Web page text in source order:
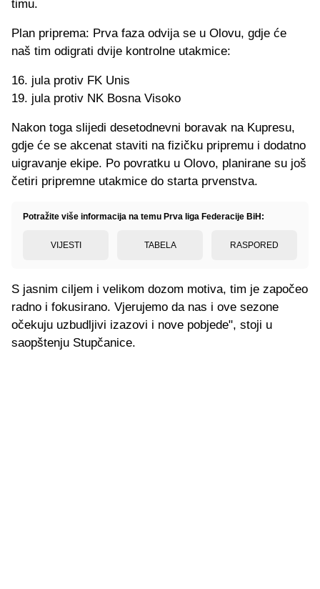
timu.
Plan priprema: Prva faza odvija se u Olovu, gdje će
naš tim odigrati dvije kontrolne utakmice:
16. jula protiv FK Unis
19. jula protiv NK Bosna Visoko
Nakon toga slijedi desetodnevni boravak na Kupresu,
gdje će se akcenat staviti na fizičku pripremu i dodatno
uigravanje ekipe. Po povratku u Olovo, planirane su još
četiri pripremne utakmice do starta prvenstva.
Potražite više informacija na temu Prva liga Federacije BiH:
VIJESTI TABELA RASPORED
S jasnim ciljem i velikom dozom motiva, tim je započeo
radno i fokusirano. Vjerujemo da nas i ove sezone
očekuju uzbudljivi izazovi i nove pobjede", stoji u
saopštenju Stupčanice.